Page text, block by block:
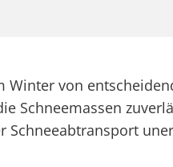
Winter von
Schneemassen
Schneeabtransport